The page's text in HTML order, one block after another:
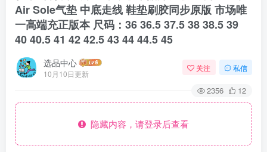
Air Sole气垫 中底走线 鞋垫刷胶同步原版 市场唯
一高端充正版本 尺码：36 36.5 37.5 38 38.5 39
40 40.5 41 42 42.5 43 44 44.5 45
选品中心
10月10日更新
关注 私信
2356 12
隐藏内容，请登录后查看